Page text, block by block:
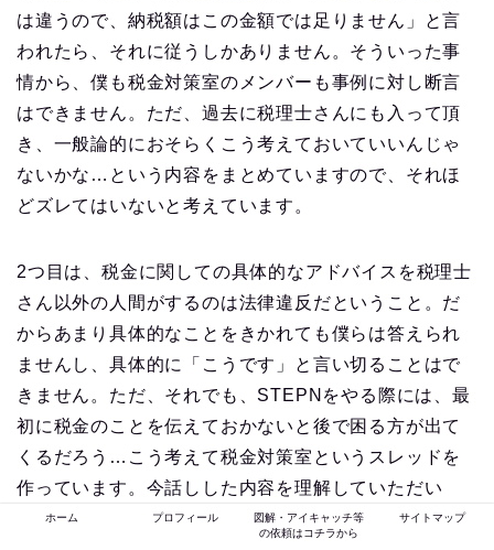
は違うので、納税額はこの金額では足りません」と言
われたら、それに従うしかありません。そういった事
情から、僕も税金対策室のメンバーも事例に対し断言
はできません。ただ、過去に税理士さんにも入って頂
き、一般論的におそらくこう考えておいていいんじゃ
ないかな…という内容をまとめていますので、それほ
どズレてはいないと考えています。
2つ目は、税金に関しての具体的なアドバイスを税理士
さん以外の人間がするのは法律違反だということ。だ
からあまり具体的なことをきかれても僕らは答えられ
ませんし、具体的に「こうです」と言い切ることはで
きません。ただ、それでも、STEPNをやる際には、最
初に税金のことを伝えておかないと後で困る方が出て
くるだろう…こう考えて税金対策室というスレッドを
作っています。今話しした内容を理解していただい
て、ぜひ税金対策室をうまく使っていただければと思
ホーム プロフィール
図解・アイキャッチ等
の依頼はコチラから
サイトマップ